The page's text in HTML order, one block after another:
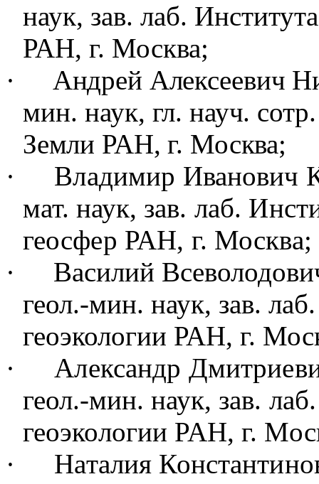
наук, зав. лаб.
РАН, г. Москва;
·
Андрей Алексеевич
мин. наук, гл. науч.
Земли РАН, г. Москва;
·
Владимир Иванович
мат. наук, зав. лаб.
геосфер РАН, г. Москва;
·
Василий
геол.-мин. наук, зав. лаб.
геоэкологии РАН, г.
·
Александр
геол.-мин. наук, зав.
геоэкологии РАН, г.
·
Наталия